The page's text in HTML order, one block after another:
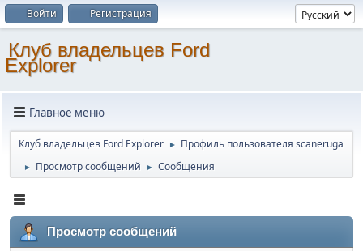
Войти Регистрация
Клуб владельцев Ford
Explorer
Главное меню
Клуб владельцев Ford Explorer ► Профиль пользователя scaneruga
► Просмотр сообщений ► Сообщения
Просмотр сообщений